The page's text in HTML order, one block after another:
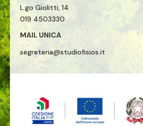
L.go Giolitti, 14
019 4503330
MAIL UNICA
segreteria@studiofisios.it